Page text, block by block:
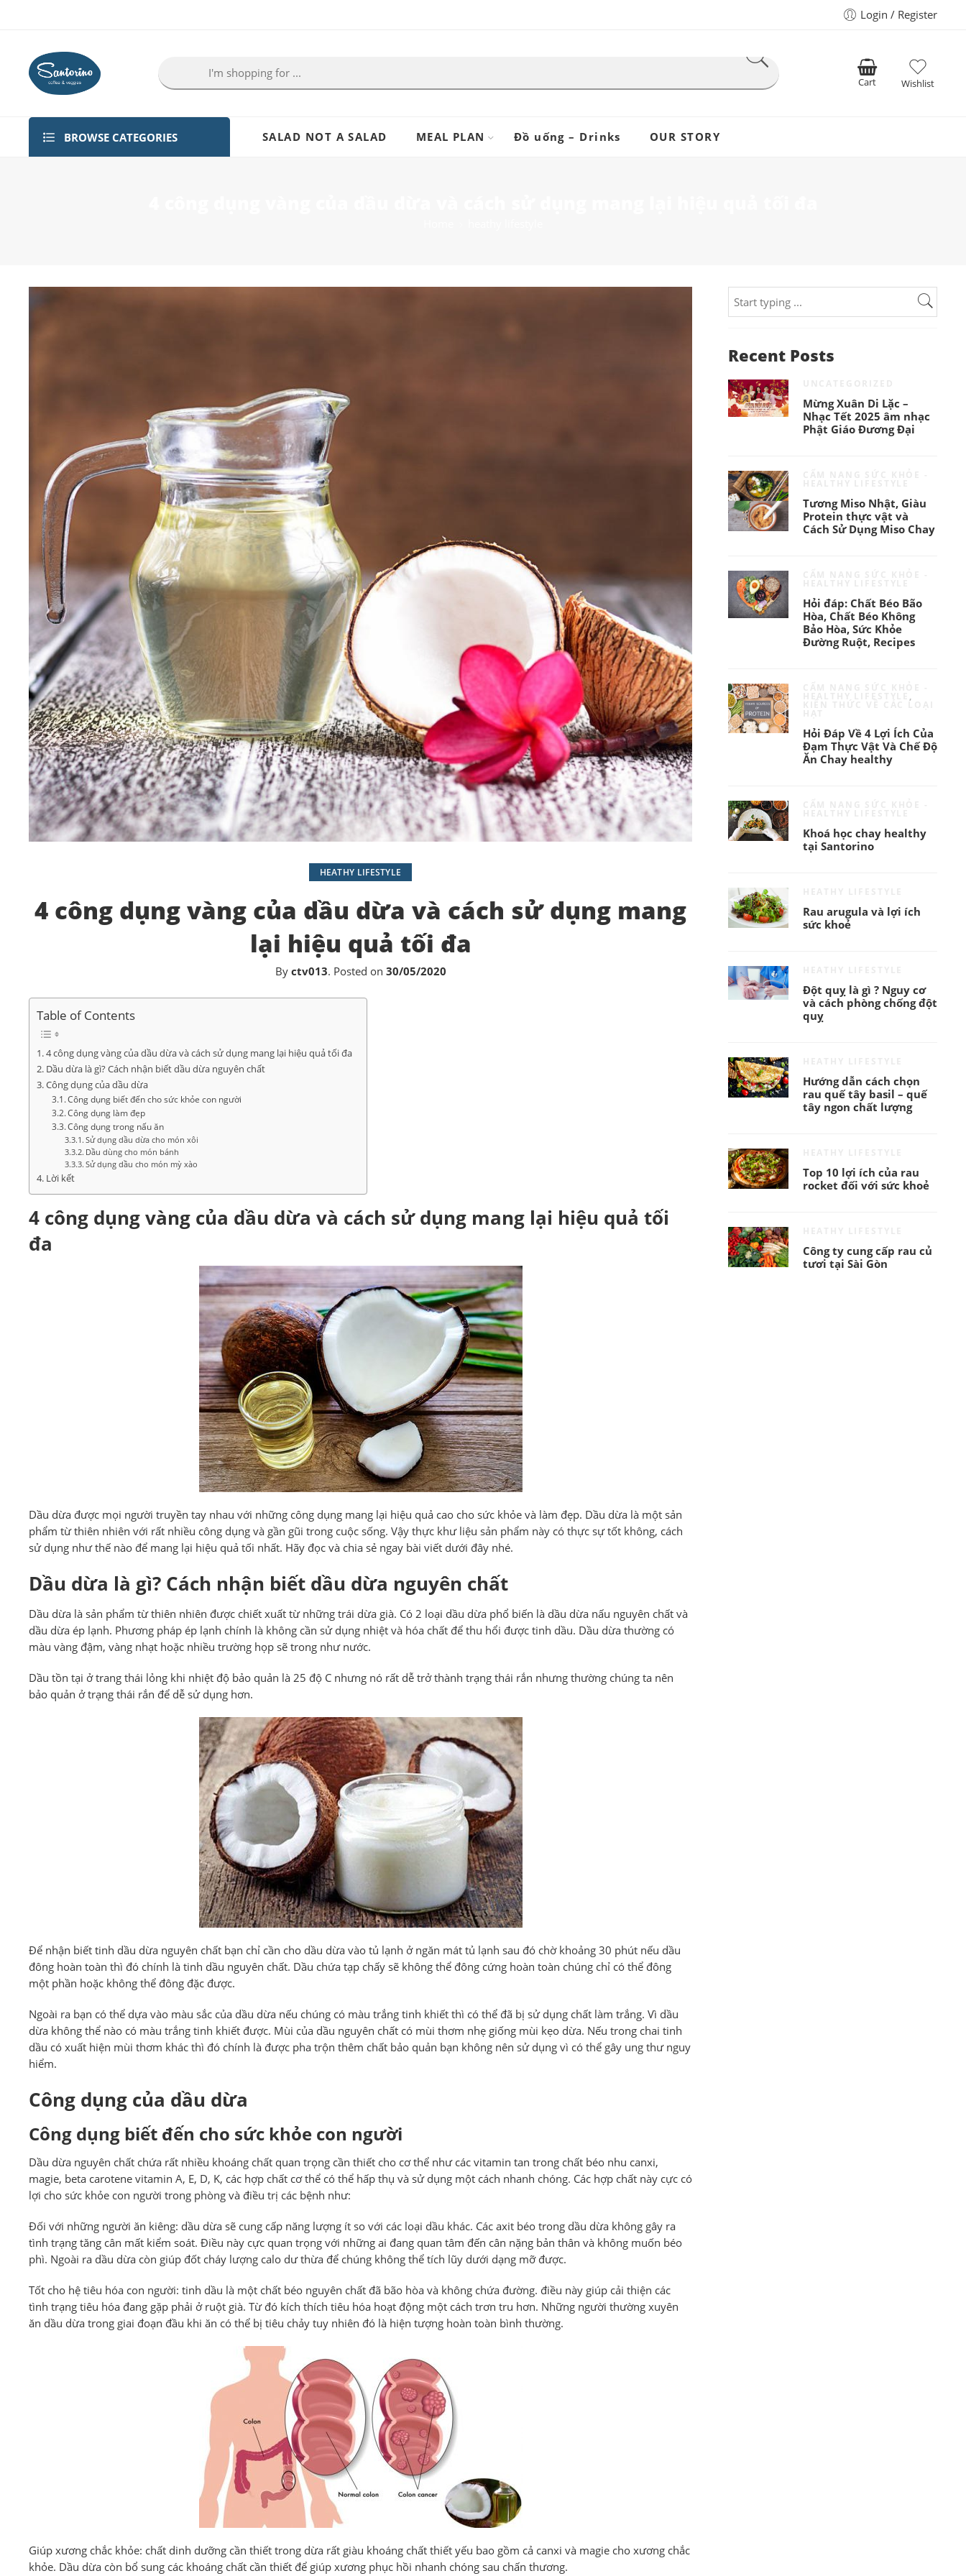
Login / Register
Cart Wishlist
BROWSE CATEGORIES SALAD NOT A SALAD MEAL PLAN Đồ uống – Drinks OUR STORY
HEATHY LIFESTYLE
4 công dụng vàng của dầu dừa và cách sử dụng mang
lại hiệu quả tối đa
By ctv013. Posted on 30/05/2020
Table of Contents
4 công dụng vàng của dầu dừa và cách sử dụng mang lại hiệu quả tối đa
Dầu dừa là gì? Cách nhận biết dầu dừa nguyên chất
Công dụng của dầu dừa
Công dụng biết đến cho sức khỏe con người
Công dụng làm đẹp
Công dụng trong nấu ăn
Sử dụng dầu dừa cho món xôi
Dầu dùng cho món bánh
Sử dụng dầu cho món mỳ xào
Lời kết
4 công dụng vàng của dầu dừa và cách sử dụng mang lại hiệu quả tối
đa
Dầu dừa được mọi người truyền tay nhau với những công dụng mang lại hiệu quả cao cho sức khỏe và làm đẹp. Dầu dừa là một sản
phẩm từ thiên nhiên với rất nhiều công dụng và gần gũi trong cuộc sống. Vậy thực khư liệu sản phẩm này có thực sự tốt không, cách
sử dụng như thế nào để mang lại hiệu quả tối nhất. Hãy đọc và chia sẻ ngay bài viết dưới đây nhé.
Dầu dừa là gì? Cách nhận biết dầu dừa nguyên chất
Dầu dừa là sản phẩm từ thiên nhiên được chiết xuất từ những trái dừa già. Có 2 loại dầu dừa phổ biến là dầu dừa nấu nguyên chất và
dầu dừa ép lạnh. Phương pháp ép lạnh chính là không cần sử dụng nhiệt và hóa chất để thu hổi được tinh dầu. Dầu dừa thường có
màu vàng đậm, vàng nhạt hoặc nhiều trường họp sẽ trong như nước.
Dầu tồn tại ở trang thái lỏng khi nhiệt độ bảo quản là 25 độ C nhưng nó rất dễ trở thành trạng thái rắn nhưng thường chúng ta nên
bảo quản ở trạng thái rắn để dễ sử dụng hơn.
Để nhận biết tinh dầu dừa nguyên chất bạn chỉ cần cho dầu dừa vào tủ lạnh ở ngăn mát tủ lạnh sau đó chờ khoảng 30 phút nếu dầu
đông hoàn toàn thì đó chính là tinh dầu nguyên chất. Dầu chứa tạp chấy sẽ không thể đông cứng hoàn toàn chúng chỉ có thể đông
một phần hoặc không thể đông đặc được.
Ngoài ra bạn có thể dựa vào màu sắc của dầu dừa nếu chúng có màu trắng tinh khiết thì có thể đã bị sử dụng chất làm trắng. Vì dầu
dừa không thể nào có màu trắng tinh khiết được. Mùi của dầu nguyên chất có mùi thơm nhẹ giống mùi kẹo dừa. Nếu trong chai tinh
dầu có xuất hiện mùi thơm khác thì đó chính là được pha trộn thêm chất bảo quản bạn không nên sử dụng vì có thể gây ung thư nguy
hiểm.
Công dụng của dầu dừa
Công dụng biết đến cho sức khỏe con người
Dầu dừa nguyên chất chứa rất nhiều khoáng chất quan trọng cần thiết cho cơ thể như các vitamin tan trong chất béo nhu canxi,
magie, beta carotene vitamin A, E, D, K, các hợp chất cơ thể có thể hấp thụ và sử dụng một cách nhanh chóng. Các hợp chất này cực có
lợi cho sức khỏe con người trong phòng và điều trị các bệnh như:
Đối với những người ăn kiêng: dầu dừa sẽ cung cấp năng lượng ít so với các loại dầu khác. Các axit béo trong dầu dừa không gây ra
tình trạng tăng cân mất kiểm soát. Điều này cực quan trọng với những ai đang quan tâm đến cân nặng bản thân và không muốn béo
phì. Ngoài ra dầu dừa còn giúp đốt cháy lượng calo dư thừa để chúng không thể tích lũy dưới dạng mỡ được.
Tốt cho hệ tiêu hóa con người: tinh dầu là một chất béo nguyên chất đã bão hòa và không chứa đường. điều này giúp cải thiện các
tình trạng tiêu hóa đang gặp phải ở ruột già. Từ đó kích thích tiêu hóa hoạt động một cách trơn tru hơn. Những người thường xuyên
ăn dầu dừa trong giai đoạn đầu khi ăn có thể bị tiêu chảy tuy nhiên đó là hiện tượng hoàn toàn bình thường.
Giúp xương chắc khỏe: chất dinh dưỡng cần thiết trong dừa rất giàu khoáng chất thiết yếu bao gồm cả canxi và magie cho xương chắc
khỏe. Dầu dừa còn bổ sung các khoáng chất cần thiết để giúp xương phục hồi nhanh chóng sau chấn thương.
Recent Posts
Mừng Xuân Di Lặc –
Nhạc Tết 2025 âm nhạc
Phật Giáo Đương Đại
Tương Miso Nhật, Giàu
Protein thực vật và
Cách Sử Dụng Miso Chay
Hỏi đáp: Chất Béo Bão
Hòa, Chất Béo Không
Bảo Hòa, Sức Khỏe
Đường Ruột, Recipes
,
KIẾN THỨC VỀ CÁC LOẠI
Hỏi Đáp Về 4 Lợi Ích Của
Đạm Thực Vật Và Chế Độ
Ăn Chay healthy
Khoá học chay healthy
tại Santorino
Rau arugula và lợi ích
sức khoẻ
Đột quỵ là gì ? Nguy cơ
và cách phòng chống đột
quỵ
Hướng dẫn cách chọn
rau quế tây basil – quế
tây ngon chất lượng
Top 10 lợi ích của rau
rocket đối với sức khoẻ
Công ty cung cấp rau củ
tươi tại Sài Gòn